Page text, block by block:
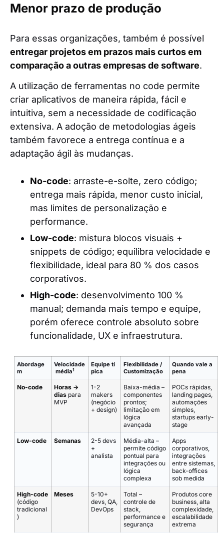
Menor prazo de produção
Para essas organizações, também é possível
entregar projetos em prazos mais curtos em
comparação a outras empresas de software.
A utilização de ferramentas no code permite
criar aplicativos de maneira rápida, fácil e
intuitiva, sem a necessidade de codificação
extensiva. A adoção de metodologias ágeis
também favorece a entrega contínua e a
adaptação ágil às mudanças.
No-code: arraste-e-solte, zero código;
entrega mais rápida, menor custo inicial,
mas limites de personalização e
performance.
Low-code: mistura blocos visuais +
snippets de código; equilibra velocidade e
flexibilidade, ideal para 80 % dos casos
corporativos.
High-code: desenvolvimento 100 %
manual; demanda mais tempo e equipe,
porém oferece controle absoluto sobre
funcionalidade, UX e infraestrutura.
Abordage
m
Velocidade
média1
Equipe tí
pica
Flexibilidade /
Customização
Quando vale a
pena
No-code
Horas →
diaspara
MVP
1-2
makers
(negócio
+ design)
Baixa-média –
componentes
prontos;
limitação em
lógica
avançada
POCs rápidas,
landing pages,
automações
simples,
startups early-
stage
Low-code Semanas
2-5 devs
+
analista
Média-alta –
permite código
pontual para
integrações ou
lógica
complexa
Apps
corporativos,
integrações
entre sistemas,
back-offices
sob medida
High-code
(código
tradicional
)
Meses
5-10+
devs, QA,
DevOps
Total –
controle de
stack,
performance e
segurança
Produtos core
business, alta
complexidade,
escalabilidade
extrema